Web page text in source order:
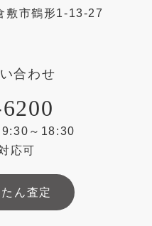
敷市鶴形1-13-27
合わせ
9:30～18:30
応可
ん査定